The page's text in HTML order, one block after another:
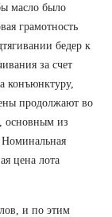
масло было
грамотность
бедер к
за счет
конъюнктуру,
продолжают во
основным из
Номинальная
цена лота
и по этим